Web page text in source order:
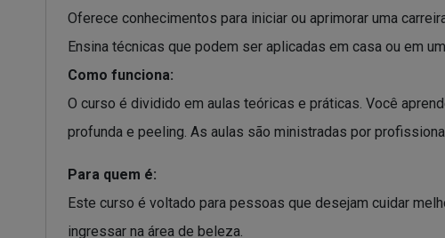
Oferece conhecimentos para iniciar ou aprimorar uma
Ensina técnicas que podem ser aplicadas em casa ou em
Como funciona:
O curso é dividido em aulas teóricas e práticas. Você
profunda e peeling. As aulas são ministradas por
Para quem é:
Este curso é voltado para pessoas que desejam cuidar
ingressar na área de beleza.